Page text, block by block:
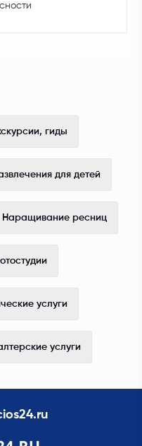
гиды
для детей
Наращивание ресниц
услуги
услуги